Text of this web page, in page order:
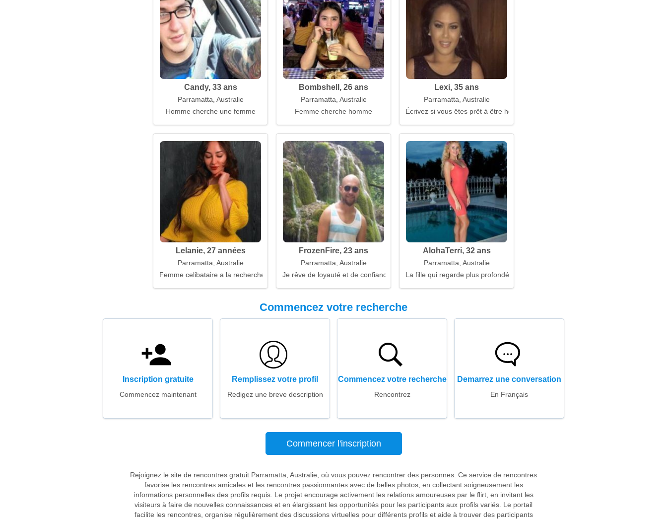
Candy, 33 ans
Parramatta, Australie
Homme cherche une femme
Bombshell, 26 ans
Parramatta, Australie
Femme cherche homme
Lexi, 35 ans
Parramatta, Australie
Écrivez si vous êtes prêt à être honnête
Lelanie, 27 années
Parramatta, Australie
Femme celibataire a la recherche d'un mari
FrozenFire, 23 ans
Parramatta, Australie
Je rêve de loyauté et de confiance
AlohaTerri, 32 ans
Parramatta, Australie
La fille qui regarde plus profondément
Commencez votre recherche
Inscription gratuite
Commencez maintenant
Remplissez votre profil
Redigez une breve description
Commencez votre recherche
Rencontrez
Demarrez une conversation
En Français
Commencer l'inscription
Rejoignez le site de rencontres gratuit Parramatta, Australie, où vous pouvez rencontrer des personnes. Ce service de rencontres
favorise les rencontres amicales et les rencontres passionnantes avec de belles photos, en collectant soigneusement les
informations personnelles des profils requis. Le projet encourage activement les relations amoureuses par le flirt, en invitant les
visiteurs à faire de nouvelles connaissances et en élargissant les opportunités pour les participants aux profils variés. Le portail
facilite les rencontres, organise régulièrement des discussions virtuelles pour différents profils et aide à trouver des participants